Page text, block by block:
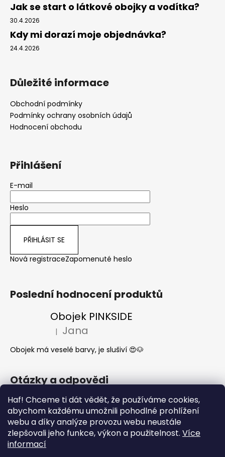
Haf! Chceme ti dát vědět, že používáme cookies,
abychom každému umožnili pohodlné prohlížení
webu a díky analýze provozu webu neustále
zlepšovali jeho funkce, výkon a použitelnost. Více
informací
Jak se start o látkové obojky a vodítka?
30.4.2026
Kdy mi dorazí moje objednávka?
24.4.2026
Důležité informace
Obchodní podmínky
Podmínky ochrany osobních údajů
Hodnocení obchodu
Přihlášení
E-mail
Heslo
PŘIHLÁSIT SE
Nová registraceZapomenuté heslo
Poslední hodnocení produktů
Obojek PINKSIDE
Hodnocení produktu je 5 z 5 hvězdiček.
| Jana
Obojek má veselé barvy, je slušiví 😍🐶
Otázky a odpovědi
Jak se start o látkové obojky a vodítka?
Kdy mi dorazí moje objednávka?
Nejčastější dotazy- Co může a nemůže
pes jíst